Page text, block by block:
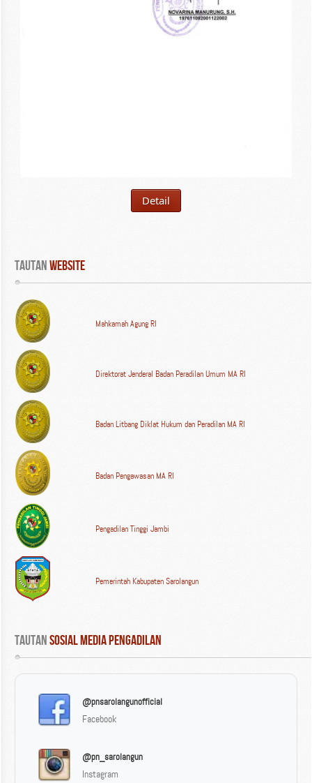
Detail
Tautan WEBSITE
Mahkamah Agung RI
Direktorat Jenderal Badan Peradilan Umum MA RI
Badan Litbang Diklat Hukum dan Peradilan MA RI
Badan Pengawasan MA RI
Pengadilan Tinggi Jambi
Pemerintah Kabupaten Sarolangun
Tautan Sosial Media Pengadilan
@pnsarolangunofficial
Facebook
@pn_sarolangun
Instagram